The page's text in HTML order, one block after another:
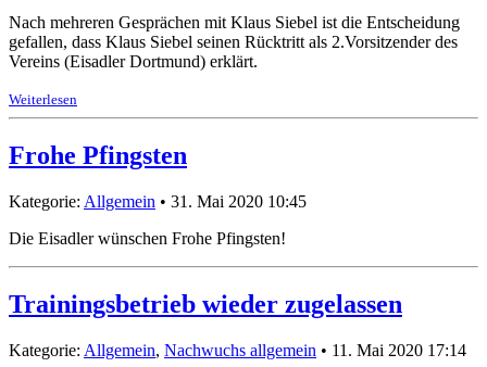
Nach mehreren Gesprächen mit Klaus Siebel ist die Entscheidung
gefallen, dass Klaus Siebel seinen Rücktritt als 2.Vorsitzender des
Vereins (Eisadler Dortmund) erklärt.
Weiterlesen
Frohe Pfingsten
Kategorie: Allgemein • 31. Mai 2020 10:45
Die Eisadler wünschen Frohe Pfingsten!
Trainingsbetrieb wieder zugelassen
Kategorie: Allgemein, Nachwuchs allgemein • 11. Mai 2020 17:14